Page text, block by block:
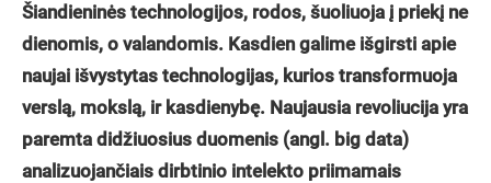
Šiandieninės technologijos, rodos, šuoliuoja į priekį ne
dienomis, o valandomis. Kasdien galime išgirsti apie
naujai išvystytas technologijas, kurios transformuoja
verslą, mokslą, ir kasdienybę. Naujausia revoliucija yra
paremta didžiuosius duomenis (angl. big data)
analizuojančiais dirbtinio intelekto priimamais